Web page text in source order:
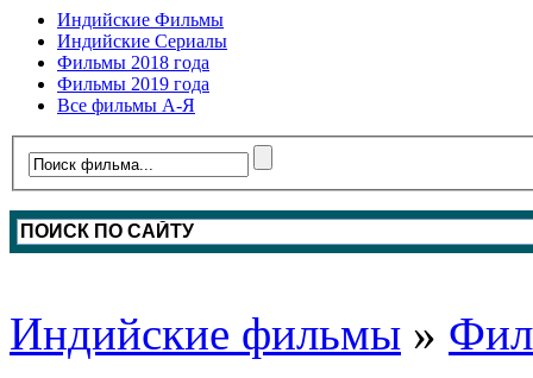
Индийские Фильмы
Индийские Сериалы
Фильмы 2018 года
Фильмы 2019 года
Все фильмы А-Я
Индийские фильмы »